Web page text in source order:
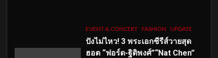
EVENT & CONCERT FASHION UPDATE
ปังไม่ไหว! 3 พระเอกซีรีส์วายสุด
ฮอต “ฟอร์ด-ฐิติพงศ์”“Nat Chen”